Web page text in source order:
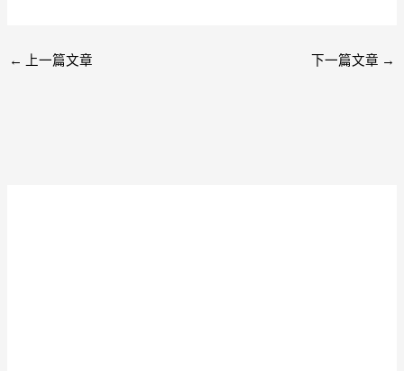
← 上一篇文章 下一篇文章 →